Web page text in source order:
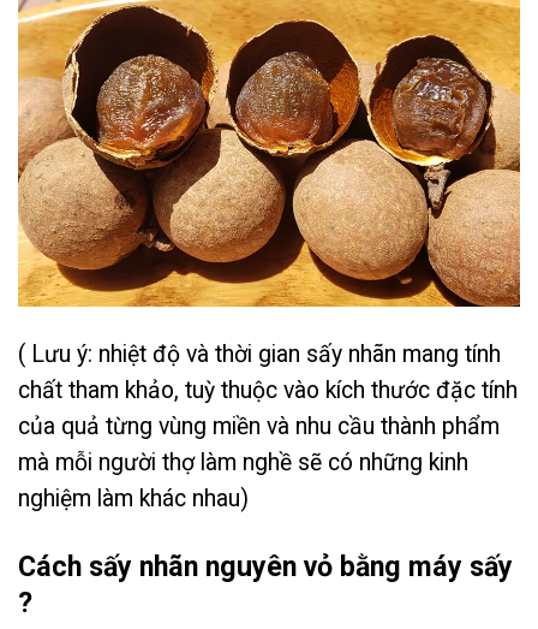
( Lưu ý: nhiệt độ và thời gian sấy nhãn mang tính
chất tham khảo, tuỳ thuộc vào kích thước đặc tính
của quả từng vùng miền và nhu cầu thành phẩm
mà mỗi người thợ làm nghề sẽ có những kinh
nghiệm làm khác nhau)
Cách sấy nhãn nguyên vỏ bằng máy sấy
?